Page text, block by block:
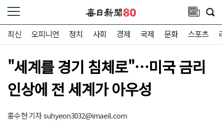
최신 오피니언 정치 사회 경제 국제 문화 스포츠
"세계를 경기 침체로"…미국 금리
인상에 전 세계가 아우성
홍수현 기자suhyeon3032@imaeil.com